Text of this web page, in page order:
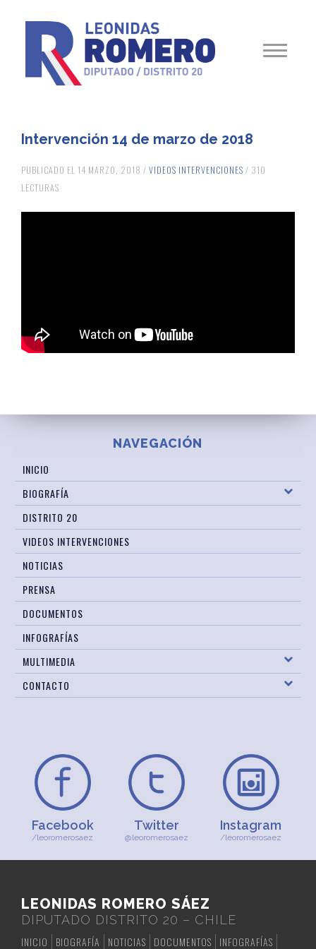
Intervención 14 de marzo de 2018
PUBLICADO EL 14 MARZO, 2018 / VIDEOS INTERVENCIONES / 310
LECTURAS
NAVEGACIÓN
INICIO
BIOGRAFÍA
DISTRITO 20
VIDEOS INTERVENCIONES
NOTICIAS
PRENSA
DOCUMENTOS
INFOGRAFÍAS
MULTIMEDIA
CONTACTO
Facebook
/leoromerosaez
Twitter
@leoromerosaez
Instagram
/leoromerosaez
LEONIDAS ROMERO SÁEZ
DIPUTADO DISTRITO 20 – CHILE
INICIO
BIOGRAFÍA NOTICIAS DOCUMENTOS INFOGRAFÍAS